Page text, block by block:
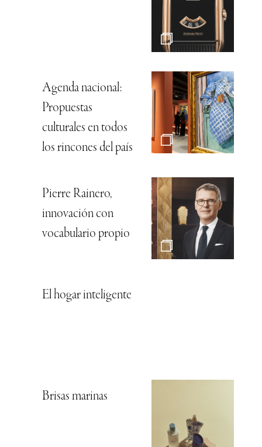
Agenda nacional:
Propuestas
culturales en todos
los rincones del país
Pierre Rainero,
innovación con
vocabulario propio
El hogar inteligente
Brisas marinas